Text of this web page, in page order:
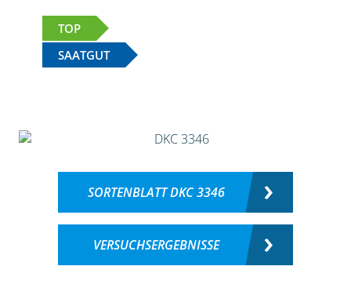
TOP
SAATGUT
SORTENBLATT DKC 3346
VERSUCHSERGEBNISSE